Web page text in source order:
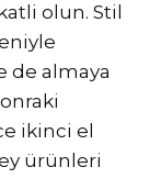
olun. Stil
de almaya
ikinci el
ürünleri